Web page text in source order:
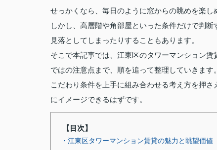
せっかくなら、毎日のように窓からの眺めを楽し
しかし、高層階や角部屋といった条件だけで判
見落としてしまったりすることもあります。
そこで本記事では、江東区のタワーマンション
ではの注意点まで、順を追って整理していきます。
こだわり条件を上手に組み合わせる考え方を押
にイメージできるはずです。
【目次】
・江東区タワーマンション賃貸の魅力と眺望価値